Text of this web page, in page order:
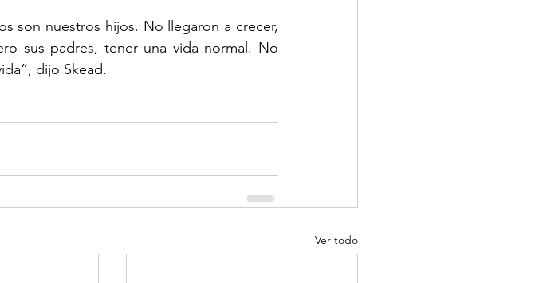
son nuestros hijos. No llegaron a crecer,
sus padres, tener una vida normal. No
dijo Skead.
Ver todo